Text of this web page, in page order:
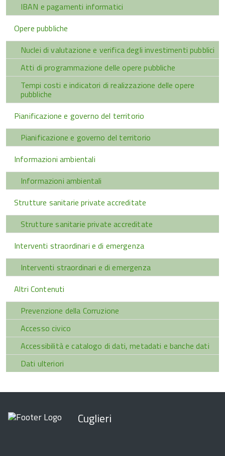
IBAN e pagamenti informatici
Opere pubbliche
Nuclei di valutazione e verifica degli investimenti pubblici
Atti di programmazione delle opere pubbliche
Tempi costi e indicatori di realizzazione delle opere
pubbliche
Pianificazione e governo del territorio
Pianificazione e governo del territorio
Informazioni ambientali
Informazioni ambientali
Strutture sanitarie private accreditate
Strutture sanitarie private accreditate
Interventi straordinari e di emergenza
Interventi straordinari e di emergenza
Altri Contenuti
Prevenzione della Corruzione
Accesso civico
Accessibilità e catalogo di dati, metadati e banche dati
Dati ulteriori
Cuglieri